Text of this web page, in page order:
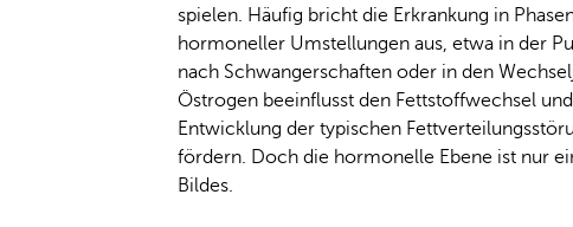
spielen. Häufig bricht die Erkrankung in
hormoneller Umstellungen aus, etwa in der
nach Schwangerschaften oder in den
Östrogen beeinflusst den Fettstoffwechsel
Entwicklung der typischen
fördern. Doch die hormonelle Ebene ist nur
Bildes.